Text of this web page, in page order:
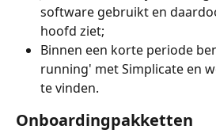
software gebruikt en
hoofd ziet;
Binnen een korte periode
running' met Simplicate en
te vinden.
Onboardingpakketten